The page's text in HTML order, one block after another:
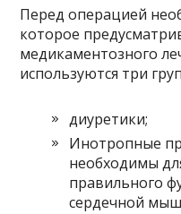
Перед операцией
которое
медикаментозного
используются три
диуретики;
Инотропные
необходимы
правильного
сердечной